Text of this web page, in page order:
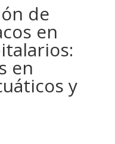
de
en
en
y